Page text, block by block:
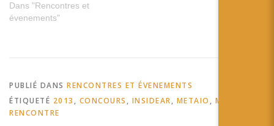
Dans "Rencontres et
évenements"
PUBLIÉ DANS RENCONTRES ET ÉVENEMENTS
ÉTIQUETÉ 2013 , CONCOURS , INSIDEAR, METAIO , MUNICH
RENCONTRE